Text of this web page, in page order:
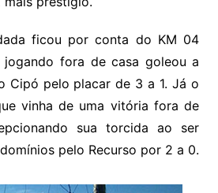
ficou por conta do KM 04
jogando fora de casa goleou a
Cipó pelo placar de 3 a 1. Já o
vinha de uma vitória fora de
sua torcida ao ser
pelo Recurso por 2 a 0.